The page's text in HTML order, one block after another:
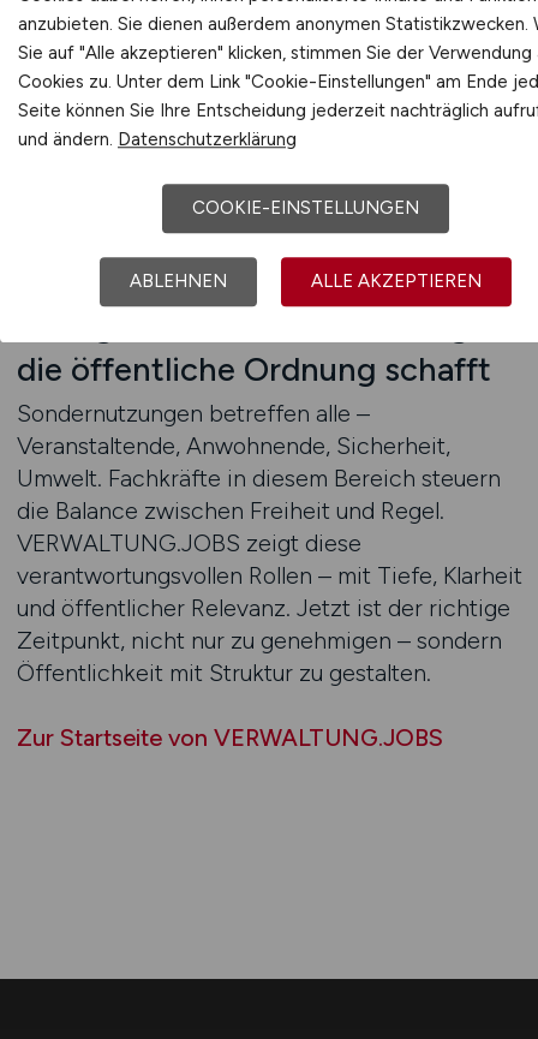
mit verwaltungs-, rechts- oder
planungsbezogenem Profil bietet
VERWALTUNG.JOBS fundierte Einstiegspfade
mit hoher Außenwirkung.
Zum Jobfinder
Jetzt Veranstaltungen
die öffentliche Ordnung schafft
Sondernutzungen betreffen alle –
Veranstaltende, Anwohnende, Sicherheit,
Umwelt. Fachkräfte in diesem Bereich steuern
die Balance zwischen Freiheit und Regel.
VERWALTUNG.JOBS zeigt diese
verantwortungsvollen Rollen – mit Tiefe, Klarheit
und öffentlicher Relevanz. Jetzt ist der richtige
Zeitpunkt, nicht nur zu genehmigen – sondern
Öffentlichkeit mit Struktur zu gestalten.
Zur Startseite von VERWALTUNG.JOBS
anzubieten. Sie dienen außerdem anonymen Statistikzwecken.
Sie auf "Alle akzeptieren" klicken, stimmen Sie der Verwendung
Cookies zu. Unter dem Link "Cookie-Einstellungen" am Ende
Seite können Sie Ihre Entscheidung jederzeit nachträglich
und ändern. Datenschutzerklärung
COOKIE-EINSTELLUNGEN
ABLEHNEN ALLE AKZEPTIEREN